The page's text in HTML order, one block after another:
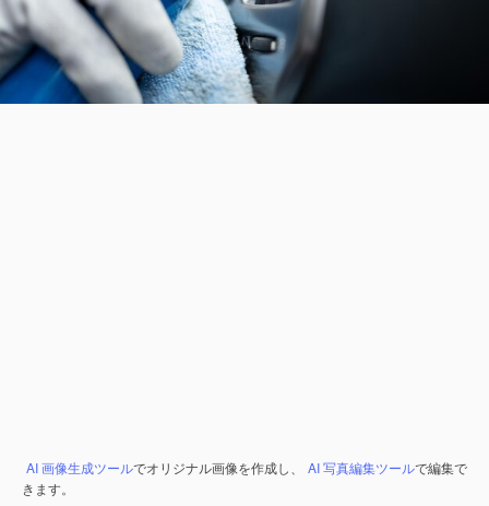
AI 画像生成ツールでオリジナル画像を作成し、 AI 写真編集ツールで編集で
きます。